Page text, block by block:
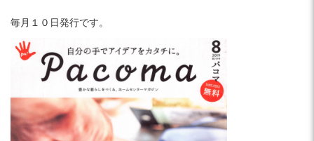
毎月１０日発行です。